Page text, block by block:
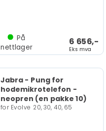
6 656,-
Eks mva
På
nettlager
Jabra - Pung for
hodemikrotelefon -
neopren (en pakke 10)
for Evolve 20, 30, 40, 65